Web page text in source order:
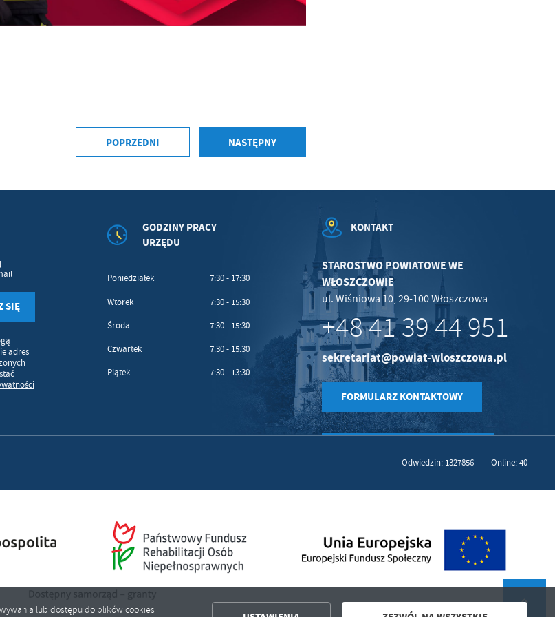
POPRZEDNI NASTĘPNY
adres
GODZINY PRACY
URZĘDU
Poniedziałek 7:30 - 17:30
Wtorek 7:30 - 15:30
Środa 7:30 - 15:30
Czwartek 7:30 - 15:30
Piątek 7:30 - 13:30
KONTAKT
STAROSTWO POWIATOWE WE
WŁOSZCZOWIE
ul. Wiśniowa 10, 29-100 Włoszczowa
+48 41 39 44 951
sekretariat@powiat-wloszczowa.pl
FORMULARZ KONTAKTOWY
Odwiedzin: 1327856 Online: 40
lub dostępu do plików cookies
nasze treści w postaci wiadomości, ofert, komunikatów mediów